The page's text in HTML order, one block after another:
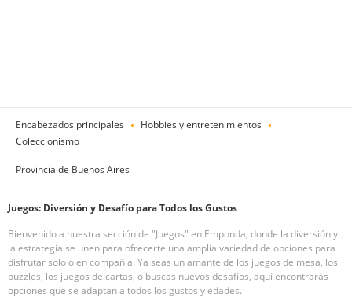
Encabezados principales
Hobbies y entretenimientos
Coleccionismo
Provincia de Buenos Aires
Juegos: Diversión y Desafío para Todos los Gustos
Bienvenido a nuestra sección de "Juegos" en Emponda, donde la diversión y
la estrategia se unen para ofrecerte una amplia variedad de opciones para
disfrutar solo o en compañía. Ya seas un amante de los juegos de mesa, los
puzzles, los juegos de cartas, o buscas nuevos desafíos, aquí encontrarás
opciones que se adaptan a todos los gustos y edades.